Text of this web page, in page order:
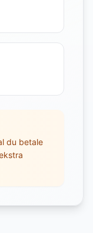
du betale